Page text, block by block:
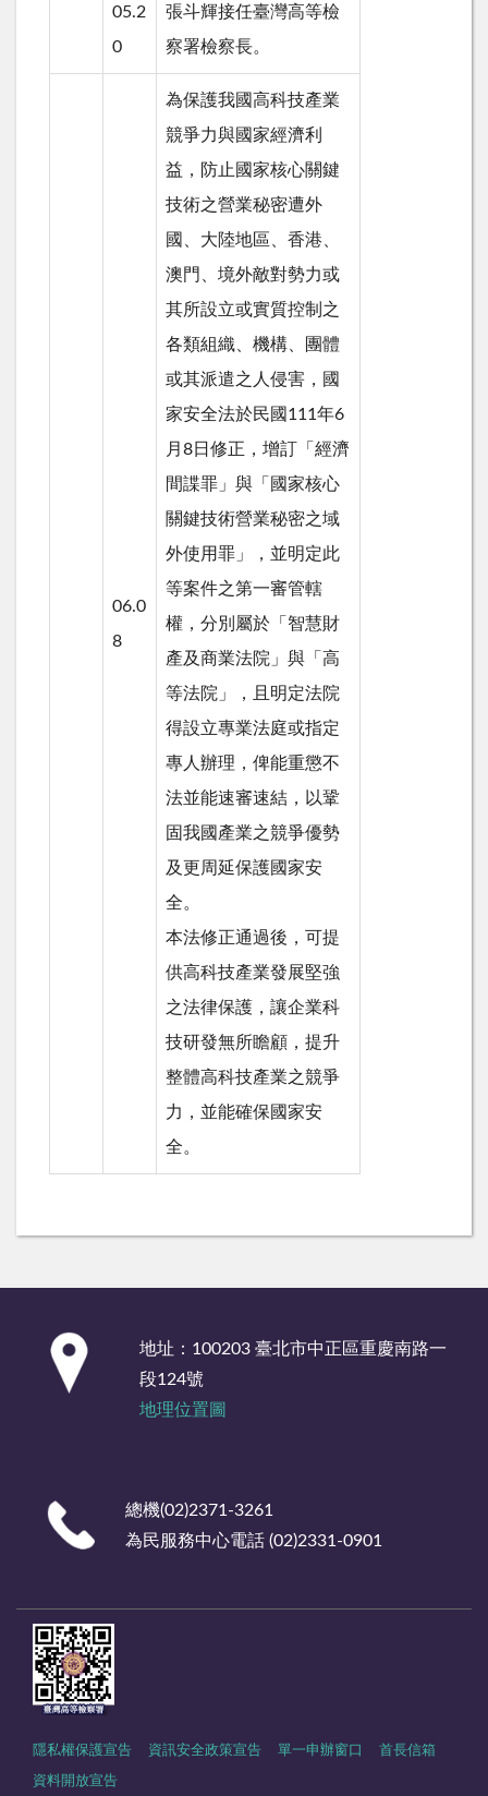
05.2
0
張斗輝接任臺灣高等檢
察署檢察長。
06.0
8
為保護我國高科技產業
競爭力與國家經濟利
益，防止國家核心關鍵
技術之營業秘密遭外
國、大陸地區、香港、
澳門、境外敵對勢力或
其所設立或實質控制之
各類組織、機構、團體
或其派遣之人侵害，國
家安全法於民國111年6
月8日修正，增訂「經濟
間諜罪」與「國家核心
關鍵技術營業秘密之域
外使用罪」，並明定此
等案件之第一審管轄
權，分別屬於「智慧財
產及商業法院」與「高
等法院」，且明定法院
得設立專業法庭或指定
專人辦理，俾能重懲不
法並能速審速結，以鞏
固我國產業之競爭優勢
及更周延保護國家安
全。
本法修正通過後，可提
供高科技產業發展堅強
之法律保護，讓企業科
技研發無所瞻顧，提升
整體高科技產業之競爭
力，並能確保國家安
全。
地址：100203 臺北市中正區重慶南路一
段124號
地理位置圖
總機(02)2371-3261
為民服務中心電話 (02)2331-0901
隱私權保護宣告 資訊安全政策宣告 單一申辦窗口 首長信箱
資料開放宣告